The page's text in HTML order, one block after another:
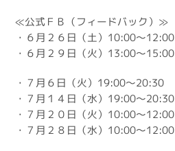
≪公式ＦＢ（フィードバック）≫
・６月２６日（土）10:00～12:00
・６月２９日（火）13:00～15:00
・７月６日（火）19:00～20:30
・７月１４日（水）19:00～20:30
・７月２０日（火）10:00～12:00
・７月２８日（水）10:00～12:00